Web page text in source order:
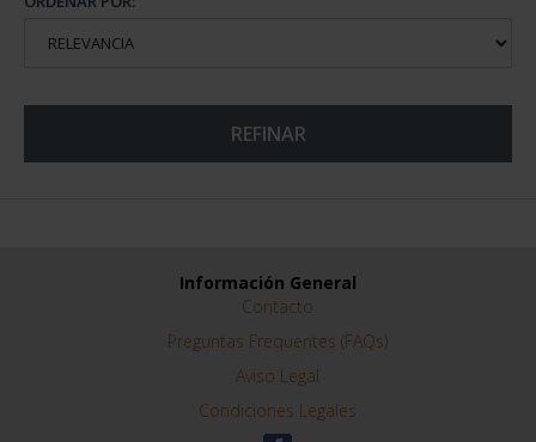
REFINAR
Información General
Contacto
Preguntas Frequentes (FAQs)
Aviso Legal
Condiciones Legales